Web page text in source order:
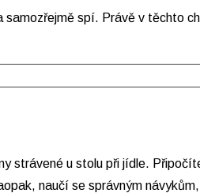
spí. Právě v těchto
strávené u stolu při jídle.
naučí se správným